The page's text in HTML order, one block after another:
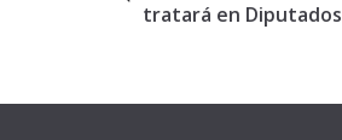
tratará en Diputados